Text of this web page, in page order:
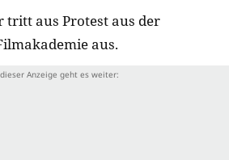
tritt aus Protest aus der
aus.